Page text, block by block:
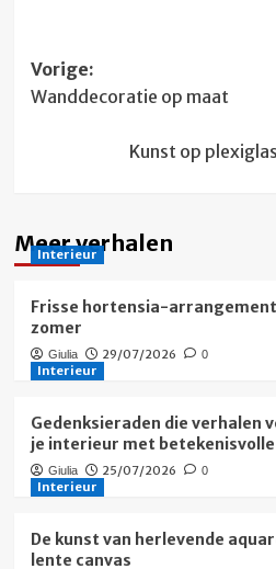
Bericht
navigatie
Vorige:
Wanddecoratie op maat
Kunst op
Meer verhalen
Interieur
Frisse hortensia-
zomer
Giulia 29/07/2026 0
Interieur
Gedenksieraden die verhalen
je interieur met
Giulia 25/07/2026 0
Interieur
De kunst van herlevende
lente canvas